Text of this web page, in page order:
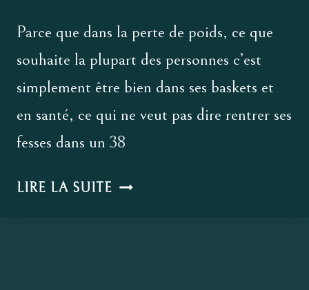
Parce que dans la perte de poids, ce que
souhaite la plupart des personnes c’est
simplement être bien dans ses baskets et
en santé, ce qui ne veut pas dire rentrer ses
fesses dans un 38
LIRE LA SUITE POURQUOI